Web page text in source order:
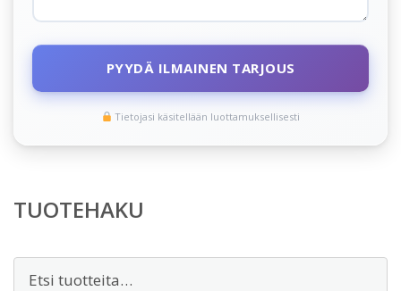
PYYDÄ ILMAINEN TARJOUS
Tietojasi käsitellään luottamuksellisesti
TUOTEHAKU